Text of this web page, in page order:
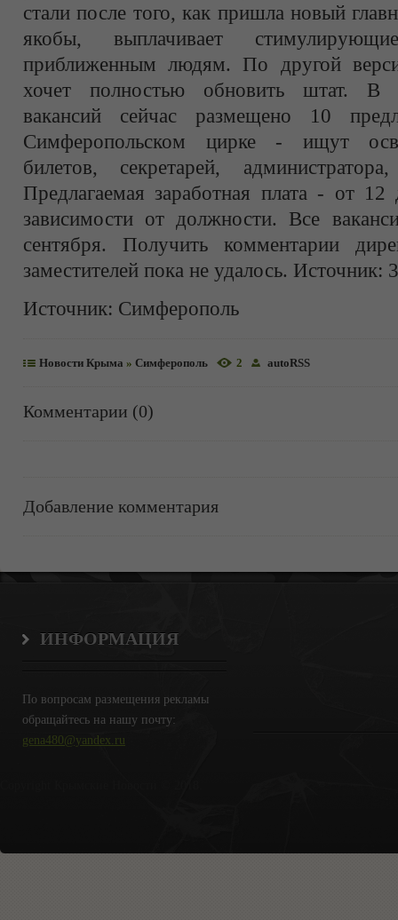
стали после того, как пришла новый
якобы, выплачивает
приближенным людям. По другой
хочет полностью обновить штат. В
вакансий сейчас размещено 10
Симферопольском цирке - ищут
билетов, секретарей,
Предлагаемая заработная плата - от
зависимости от должности. Все
сентября. Получить комментарии
заместителей пока не удалось. Источник:
Источник: Симферополь
Новости Крыма » Симферополь 2 autoRSS
Комментарии (0)
Добавление комментария
ИНФОРМАЦИЯ
По вопросам размещения рекламы
обращайтесь на нашу почту:
gena480@yandex.ru